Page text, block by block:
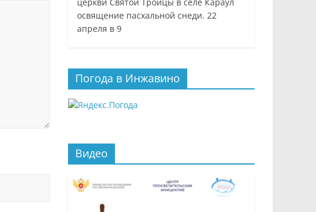
освящение пасхальной снеди. 22
апреля в 9
Погода в Инжавино
Видео